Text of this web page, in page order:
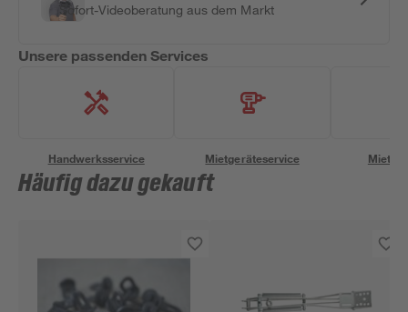
Sofort-Videoberatung aus dem Markt
Unsere passenden Services
Handwerksservice Mietgeräteservice
Häufig dazu gekauft